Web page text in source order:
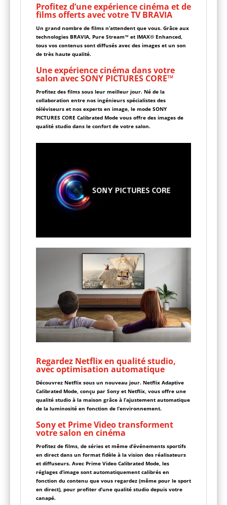
Profitez d’une expérience cinéma et de
films offerts avec votre TV BRAVIA
Un grand nombre de films n’attendent que vous. Grâce aux
technologies BRAVIA, Pure Stream™ et IMAX® Enhanced,
tous vos contenus sont diffusés avec des images et un son
de très haute qualité.
Une expérience cinéma dans votre
salon avec SONY PICTURES CORE™
Profitez des films sous leur meilleur jour. Né de la
collaboration entre nos ingénieurs spécialistes des
téléviseurs et nos experts en image, le mode SONY
PICTURES CORE Calibrated Mode vous offre des images de
qualité studio dans le confort de votre salon.
Regardez Netflix en qualité studio,
avec optimisation automatique
Découvrez Netflix sous un nouveau jour. Netflix Adaptive
Calibrated Mode, conçu par Sony et Netflix, vous offre une
qualité studio à la maison grâce à l’ajustement automatique
de la luminosité en fonction de l’environnement.
Sony et Prime Video transforment
votre salon en cinéma
Profitez de films, de séries et même d’événements sportifs
en direct dans un format fidèle à la vision des réalisateurs
et diffuseurs. Avec Prime Video Calibrated Mode, les
réglages d’image sont automatiquement calibrés en
fonction du contenu que vous regardez (même pour le sport
en direct), pour profiter d’une qualité studio depuis votre
canapé.